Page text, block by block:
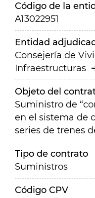
Código de la
A13022951
Entidad
Consejería de
Infraestructuras
Objeto del
Suministro de
en el sistema de
series de trenes
Tipo de contrato
Suministros
Código CPV